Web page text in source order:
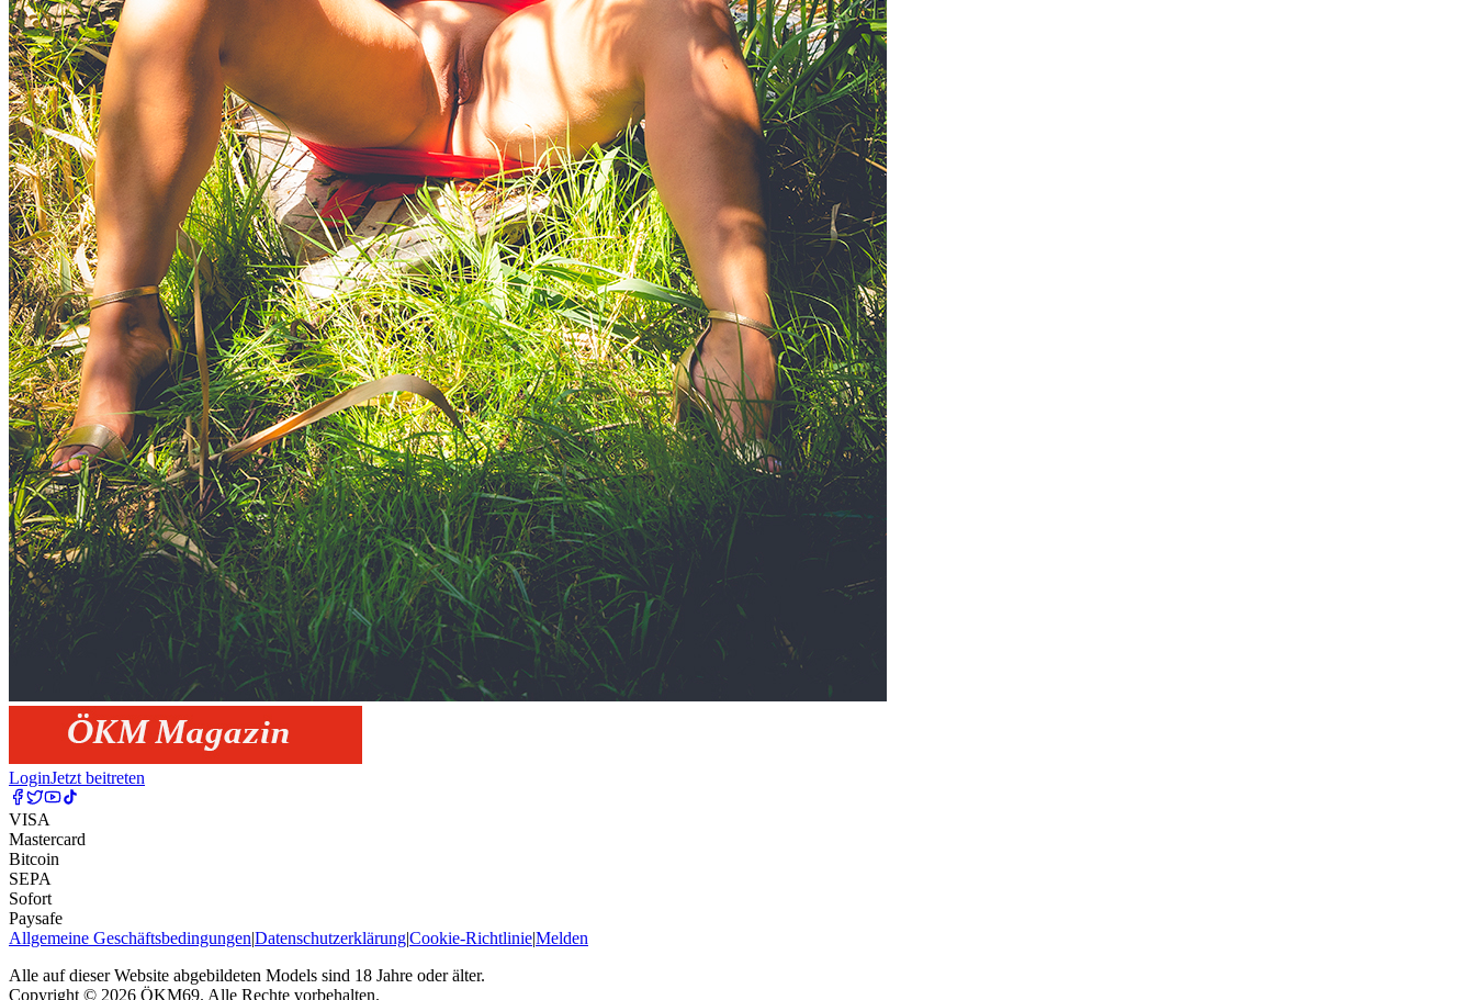
LoginJetzt beitreten
VISA
Mastercard
Bitcoin
SEPA
Sofort
Paysafe
Allgemeine Geschäftsbedingungen|Datenschutzerklärung|Cookie-Richtlinie|Melden
Alle auf dieser Website abgebildeten Models sind 18 Jahre oder älter.
Copyright © 2026 ÖKM69. Alle Rechte vorbehalten.